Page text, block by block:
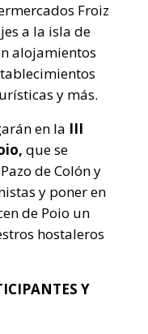
Froiz
a la isla de
alojamientos
y más.
en la III
que se
de Colón y
y poner en
de Poio un
hostaleros
Y